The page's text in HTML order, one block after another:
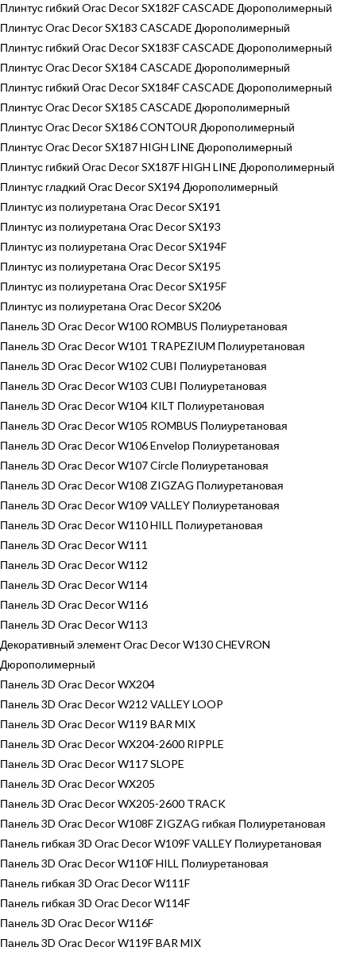
Плинтус гибкий Orac Decor SX182F CASCADE Дюрополимерный
Плинтус Orac Decor SX183 CASCADE Дюрополимерный
Плинтус гибкий Orac Decor SX183F CASCADE Дюрополимерный
Плинтус Orac Decor SX184 CASCADE Дюрополимерный
Плинтус гибкий Orac Decor SX184F CASCADE Дюрополимерный
Плинтус Orac Decor SX185 CASCADE Дюрополимерный
Плинтус Orac Decor SX186 CONTOUR Дюрополимерный
Плинтус Orac Decor SX187 HIGH LINE Дюрополимерный
Плинтус гибкий Orac Decor SX187F HIGH LINE Дюрополимерный
Плинтус гладкий Orac Decor SX194 Дюрополимерный
Плинтус из полиуретана Orac Decor SX191
Плинтус из полиуретана Orac Decor SX193
Плинтус из полиуретана Orac Decor SX194F
Плинтус из полиуретана Orac Decor SX195
Плинтус из полиуретана Orac Decor SX195F
Плинтус из полиуретана Orac Decor SX206
Панель 3D Orac Decor W100 ROMBUS Полиуретановая
Панель 3D Orac Decor W101 TRAPEZIUM Полиуретановая
Панель 3D Orac Decor W102 CUBI Полиуретановая
Панель 3D Orac Decor W103 CUBI Полиуретановая
Панель 3D Orac Decor W104 KILT Полиуретановая
Панель 3D Orac Decor W105 ROMBUS Полиуретановая
Панель 3D Orac Decor W106 Envelop Полиуретановая
Панель 3D Orac Decor W107 Circle Полиуретановая
Панель 3D Orac Decor W108 ZIGZAG Полиуретановая
Панель 3D Orac Decor W109 VALLEY Полиуретановая
Панель 3D Orac Decor W110 HILL Полиуретановая
Панель 3D Orac Decor W111
Панель 3D Orac Decor W112
Панель 3D Orac Decor W114
Панель 3D Orac Decor W116
Панель 3D Orac Decor W113
Декоративный элемент Orac Decor W130 CHEVRON
Дюрополимерный
Панель 3D Orac Decor WX204
Панель 3D Orac Decor W212 VALLEY LOOP
Панель 3D Orac Decor W119 BAR MIX
Панель 3D Orac Decor WX204-2600 RIPPLE
Панель 3D Orac Decor W117 SLOPE
Панель 3D Orac Decor WX205
Панель 3D Orac Decor WX205-2600 TRACK
Панель 3D Orac Decor W108F ZIGZAG гибкая Полиуретановая
Панель гибкая 3D Orac Decor W109F VALLEY Полиуретановая
Панель 3D Orac Decor W110F HILL Полиуретановая
Панель гибкая 3D Orac Decor W111F
Панель гибкая 3D Orac Decor W114F
Панель 3D Orac Decor W116F
Панель 3D Orac Decor W119F BAR MIX